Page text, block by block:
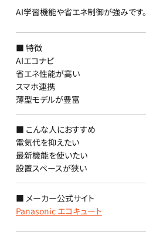
AI学習機能や省エネ制御が強みです。
■ 特徴
AIエコナビ
省エネ性能が高い
スマホ連携
薄型モデルが豊富
■ こんな人におすすめ
電気代を抑えたい
最新機能を使いたい
設置スペースが狭い
■ メーカー公式サイト
Panasonic エコキュート